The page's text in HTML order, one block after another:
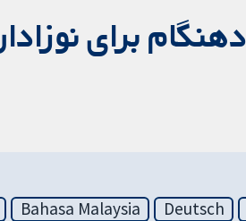
برای
Deutsch
Bahasa Malaysia